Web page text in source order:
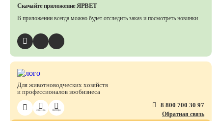
ЗооПро ВетПро
Для животноводческих хозяйств
и профессионалов зообизнеса
8 800 700 30 97
Обратная связь
Скачайте приложение ЯРВЕТ
В приложении всегда можно будет отследить заказ и посмотреть новинки